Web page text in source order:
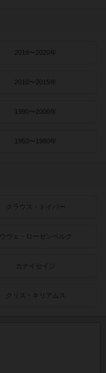
2019〜2020年
2010〜2015年
1990〜2000年
1950〜1980年
クラウス・トイバー
ウヴェ・ローゼンベルク
カナイセイジ
クリス・キリアムス